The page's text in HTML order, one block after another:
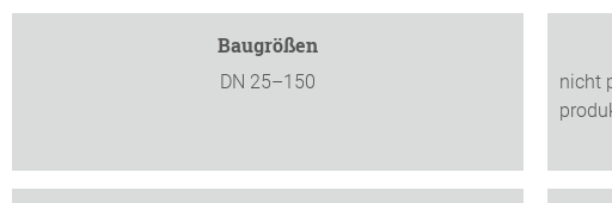
Baugrößen
DN 25–150
nicht